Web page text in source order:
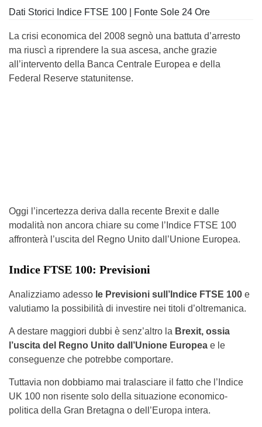
Dati Storici Indice FTSE 100 | Fonte Sole 24 Ore
La crisi economica del 2008 segnò una battuta d’arresto
ma riuscì a riprendere la sua ascesa, anche grazie
all’intervento della Banca Centrale Europea e della
Federal Reserve statunitense.
Oggi l’incertezza deriva dalla recente Brexit e dalle
modalità non ancora chiare su come l’Indice FTSE 100
affronterà l’uscita del Regno Unito dall’Unione Europea.
Indice FTSE 100: Previsioni
Analizziamo adesso le Previsioni sull’Indice FTSE 100 e
valutiamo la possibilità di investire nei titoli d’oltremanica.
A destare maggiori dubbi è senz’altro la Brexit, ossia
l’uscita del Regno Unito dall’Unione Europea e le
conseguenze che potrebbe comportare.
Tuttavia non dobbiamo mai tralasciare il fatto che l’Indice
UK 100 non risente solo della situazione economico-
politica della Gran Bretagna o dell’Europa intera.